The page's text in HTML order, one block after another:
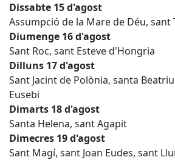
Dissabte 15 d'agost
Assumpció de la Mare de Déu, sant
Diumenge 16 d'agost
Sant Roc, sant Esteve d'Hongria
Dilluns 17 d'agost
Sant Jacint de Polònia, santa
Eusebi
Dimarts 18 d'agost
Santa Helena, sant Agapit
Dimecres 19 d'agost
Sant Magí, sant Joan Eudes, sant